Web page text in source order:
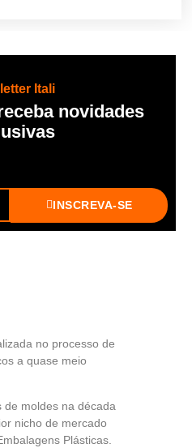
Itali
novidades
INSCREVA-SE
no processo de
a quase meio
moldes na década
nicho de mercado
Plásticas.